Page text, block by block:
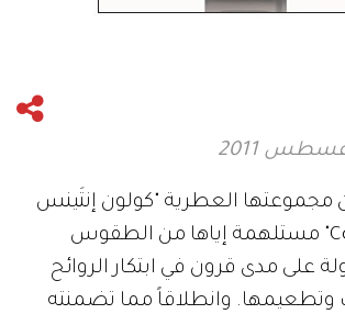
مجموعتها العطرية "كولون إنتَينس
Cologne Intense" مستلهمة إياها من الطقوس
على مدى قرون في ابتكار الروائح
وتطعيمها. وانطلاقاً مما تضمنته